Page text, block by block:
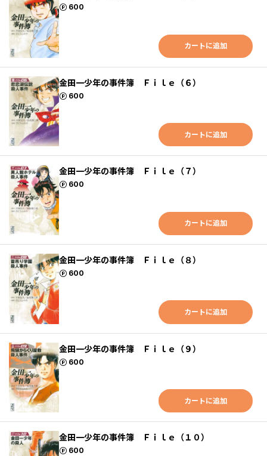
600
ポイント
カートに追加
金田一少年の事件簿 Ｆｉｌｅ（６）
600
ポイント
カートに追加
金田一少年の事件簿 Ｆｉｌｅ（７）
600
ポイント
カートに追加
金田一少年の事件簿 Ｆｉｌｅ（８）
600
ポイント
カートに追加
金田一少年の事件簿 Ｆｉｌｅ（９）
600
ポイント
カートに追加
金田一少年の事件簿 Ｆｉｌｅ（１０）
600
ポイント